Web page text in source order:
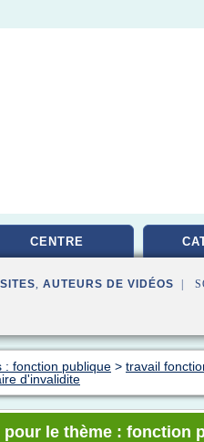
CENTRE
SITES, AUTEURS DE VIDÉOS |
: fonction publique > travail
d'invalidite
le thème : fonction